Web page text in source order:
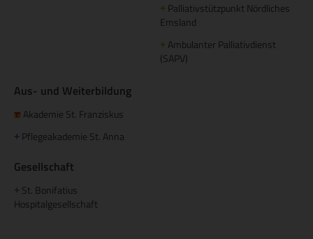
+ Palliativstützpunkt Nördliches
Emsland
+ Ambulanter Palliativdienst
(SAPV)
Aus- und Weiterbildung
Akademie St. Franziskus
+ Pflegeakademie St. Anna
Gesellschaft
St. Bonifatius
Hospitalgesellschaft